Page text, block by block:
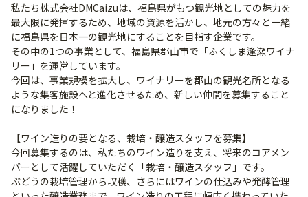
私たち株式会社DMCaizuは、福島県がもつ観光地としての魅力を
最大限に発揮するため、地域の資源を活かし、地元の方々と一緒
に福島県を日本一の観光地にすることを目指す企業です。
その中の1つの事業として、福島県郡山市で「ふくしま逢瀬ワイナ
リー」を運営しています。
今回は、事業規模を拡大し、ワイナリーを郡山の観光名所となる
ような集客施設へと進化させるため、新しい仲間を募集すること
になりました！
【ワイン造りの要となる、栽培・醸造スタッフを募集】
今回募集するのは、私たちのワイン造りを支え、将来のコアメン
バーとして活躍していただく「栽培・醸造スタッフ」です。
ぶどうの栽培管理から収穫、さらにはワインの仕込みや発酵管理